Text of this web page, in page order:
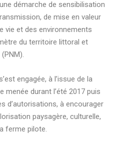
démarche de sensibilisation
de mise en valeur
vie et des environnements
du territoire littoral et
engagée, à l’issue de la
menée durant l’été 2017 puis
d’autorisations, à encourager
paysagère, culturelle,
ferme pilote.